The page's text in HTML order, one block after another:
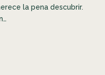
la pena descubrir.